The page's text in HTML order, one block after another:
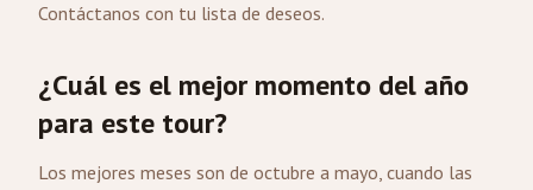
Contáctanos con tu lista de deseos.
¿Cuál es el mejor momento del año
para este tour?
Los mejores meses son de octubre a mayo, cuando las